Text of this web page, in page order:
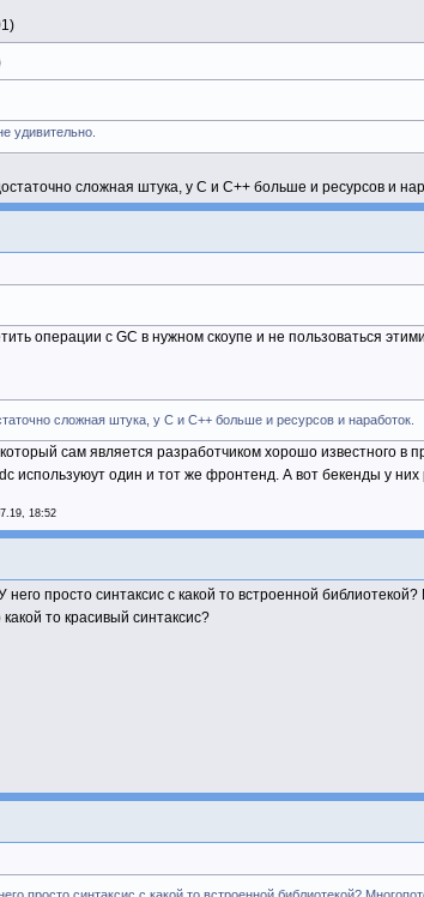
удивительно.
сложная штука, у C и C++ больше и ресурсов и
операции с GC в нужном скоупе и не пользоваться
сложная штука, у C и C++ больше и ресурсов и наработок.
сам является разработчиком хорошо известного
используюут один и тот же фронтенд. А вот бекенды у
18:52
него просто синтаксис с какой то встроенной
то красивый синтаксис?